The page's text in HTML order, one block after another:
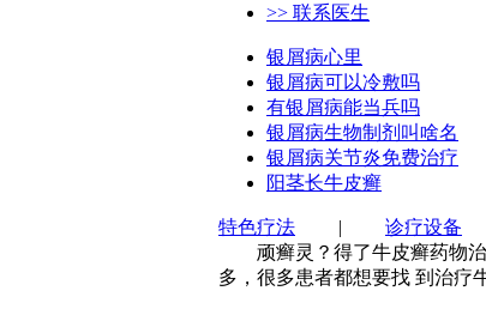
>> 联系医生
银屑病心里
银屑病可以冷敷吗
有银屑病能当兵吗
银屑病生物制剂叫啥名
银屑病关节炎免费治疗
阳茎长牛皮癣
特色疗法 | 诊疗设备
顽癣灵？得了牛皮癣药物治
多，很多患者都想要找 到治疗